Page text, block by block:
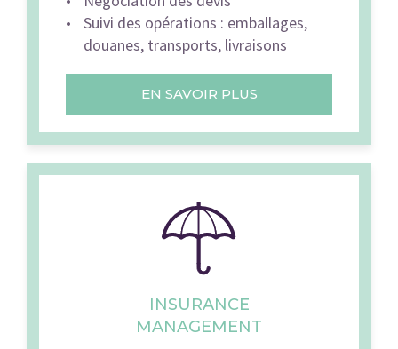
Suivi des opérations : emballages,
douanes, transports, livraisons
EN SAVOIR PLUS
INSURANCE
MANAGEMENT